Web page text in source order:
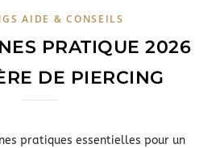
AIDE & CONSEILS
PRATIQUE 2026
DE PIERCING
pratiques essentielles pour un